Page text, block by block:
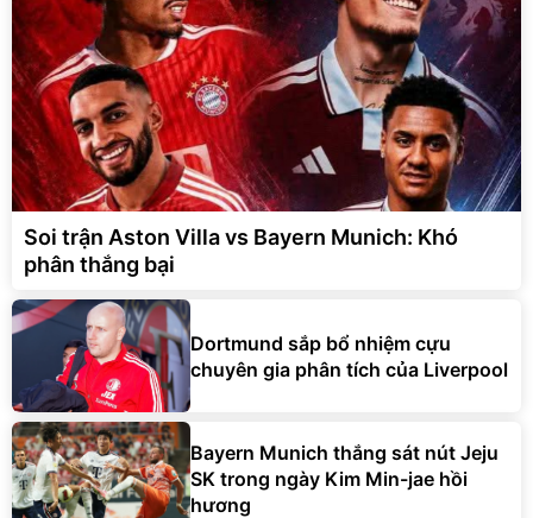
Soi trận Aston Villa vs Bayern Munich: Khó
phân thắng bại
Dortmund sắp bổ nhiệm cựu
chuyên gia phân tích của Liverpool
Bayern Munich thắng sát nút Jeju
SK trong ngày Kim Min-jae hồi
hương